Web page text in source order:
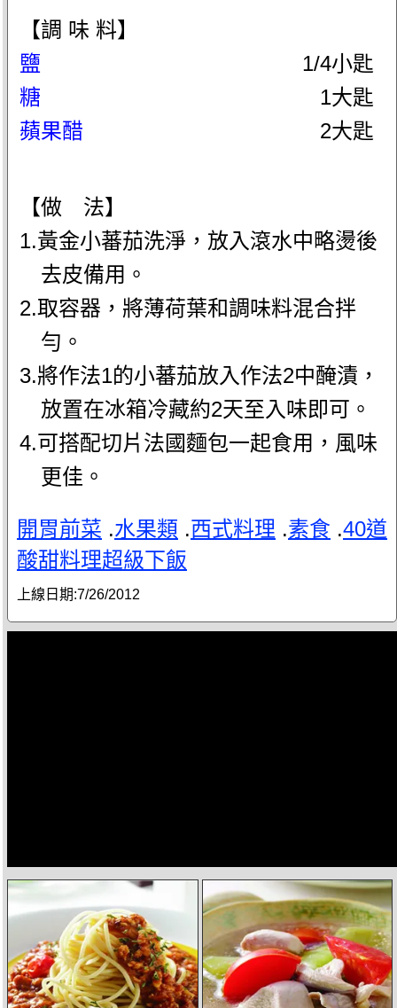
【調 味 料】
鹽
1/4小匙
糖
1大匙
蘋果醋
2大匙
【做 法】
1.黃金小蕃茄洗淨，放入滾水中略燙後
去皮備用。
2.取容器，將薄荷葉和調味料混合拌
勻。
3.將作法1的小蕃茄放入作法2中醃漬，
放置在冰箱冷藏約2天至入味即可。
4.可搭配切片法國麵包一起食用，風味
更佳。
開胃前菜 .水果類 .西式料理 .素食 .40道
酸甜料理超級下飯
上線日期:7/26/2012